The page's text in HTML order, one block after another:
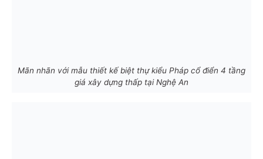
Mãn nhãn với mẫu thiết kế biệt thự kiểu Pháp cổ điển 4 tầng
giá xây dựng thấp tại Nghệ An